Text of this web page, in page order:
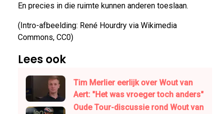
En precies in die ruimte kunnen anderen toeslaan.
(Intro-afbeelding: René Hourdry via Wikimedia
Commons, CC0)
Lees ook
Tim Merlier eerlijk over Wout van
Aert: "Het was vroeger toch anders"
Oude Tour-discussie rond Wout van